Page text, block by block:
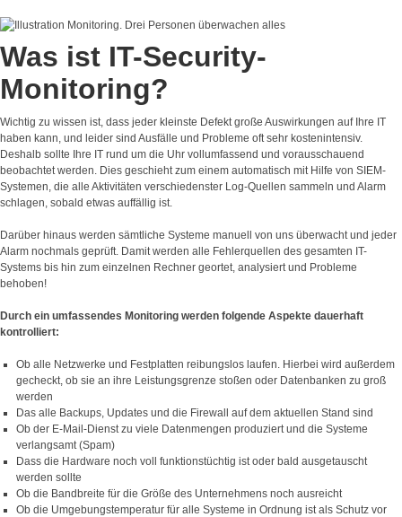
Was ist IT-Security-
Monitoring?
Wichtig zu wissen ist, dass jeder kleinste Defekt große Auswirkungen auf Ihre IT
haben kann, und leider sind Ausfälle und Probleme oft sehr kostenintensiv.
Deshalb sollte Ihre IT rund um die Uhr vollumfassend und vorausschauend
beobachtet werden. Dies geschieht zum einem automatisch mit Hilfe von SIEM-
Systemen, die alle Aktivitäten verschiedenster Log-Quellen sammeln und Alarm
schlagen, sobald etwas auffällig ist.
Darüber hinaus werden sämtliche Systeme manuell von uns überwacht und jeder
Alarm nochmals geprüft. Damit werden alle Fehlerquellen des gesamten IT-
Systems bis hin zum einzelnen Rechner geortet, analysiert und Probleme
behoben!
Durch ein umfassendes Monitoring werden folgende Aspekte dauerhaft
kontrolliert:
Ob alle Netzwerke und Festplatten reibungslos laufen. Hierbei wird außerdem
gecheckt, ob sie an ihre Leistungsgrenze stoßen oder Datenbanken zu groß
werden
Das alle Backups, Updates und die Firewall auf dem aktuellen Stand sind
Ob der E-Mail-Dienst zu viele Datenmengen produziert und die Systeme
verlangsamt (Spam)
Dass die Hardware noch voll funktionstüchtig ist oder bald ausgetauscht
werden sollte
Ob die Bandbreite für die Größe des Unternehmens noch ausreicht
Ob die Umgebungstemperatur für alle Systeme in Ordnung ist als Schutz vor